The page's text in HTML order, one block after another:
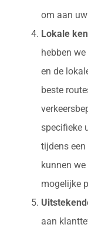
om aan
Lokale
hebben
en de
beste
specifieke
tijdens
kunnen
mogelijke
aan